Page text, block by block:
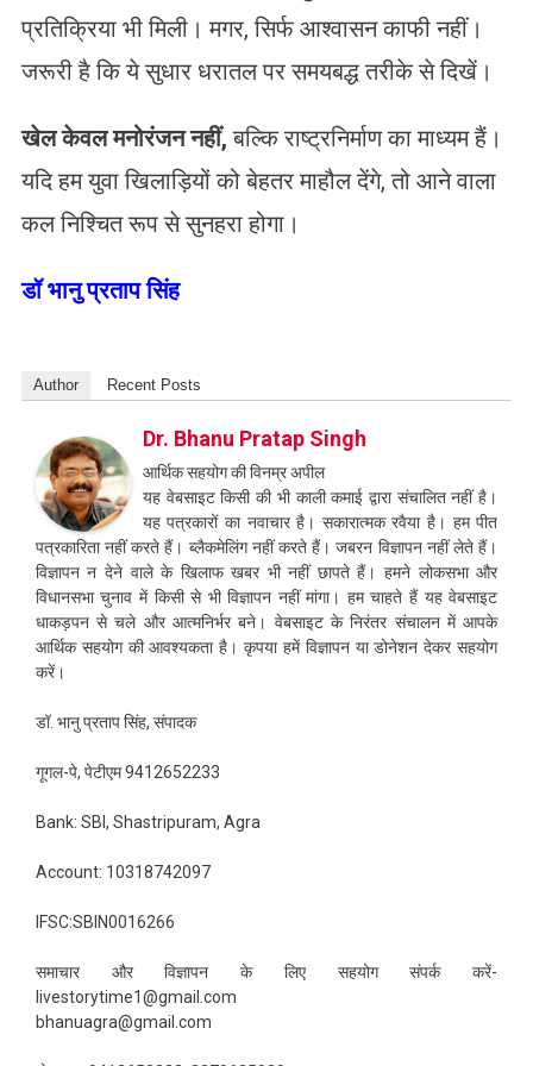
प्रतिक्रिया भी मिली। मगर, सिर्फ आश्वासन काफी नहीं।
जरूरी है कि ये सुधार धरातल पर समयबद्ध तरीके से दिखें।
खेल केवल मनोरंजन नहीं, बल्कि राष्ट्रनिर्माण का माध्यम हैं।
यदि हम युवा खिलाड़ियों को बेहतर माहौल देंगे, तो आने वाला
कल निश्चित रूप से सुनहरा होगा।
डॉ भानु प्रताप सिंह
Author Recent Posts
Dr. Bhanu Pratap Singh
आर्थिक सहयोग की विनम्र अपील
यह वेबसाइट किसी की भी काली कमाई द्वारा संचालित नहीं है।
यह पत्रकारों का नवाचार है। सकारात्मक रवैया है। हम पीत
पत्रकारिता नहीं करते हैं। ब्लैकमेलिंग नहीं करते हैं। जबरन विज्ञापन नहीं लेते हैं।
विज्ञापन न देने वाले के खिलाफ खबर भी नहीं छापते हैं। हमने लोकसभा और
विधानसभा चुनाव में किसी से भी विज्ञापन नहीं मांगा। हम चाहते हैं यह वेबसाइट
धाकड़पन से चले और आत्मनिर्भर बने। वेबसाइट के निरंतर संचालन में आपके
आर्थिक सहयोग की आवश्यकता है। कृपया हमें विज्ञापन या डोनेशन देकर सहयोग
करें।
डॉ. भानु प्रताप सिंह, संपादक
गूगल-पे, पेटीएम 9412652233
Bank: SBI, Shastripuram, Agra
Account: 10318742097
IFSC:SBIN0016266
समाचार और विज्ञापन के लिए सहयोग संपर्क करें-
livestorytime1@gmail.com
bhanuagra@gmail.com